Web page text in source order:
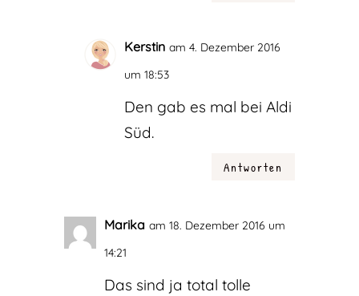
Kerstin am 4. Dezember 2016
um 18:53
Den gab es mal bei Aldi
Süd.
Antworten
Marika am 18. Dezember 2016 um
14:21
Das sind ja total tolle